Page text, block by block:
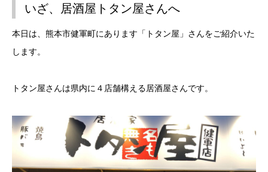
いざ、居酒屋トタン屋さんへ
本日は、熊本市健軍町にあります「トタン屋」さんをご紹介いた
します。
トタン屋さんは県内に４店舗構える居酒屋さんです。